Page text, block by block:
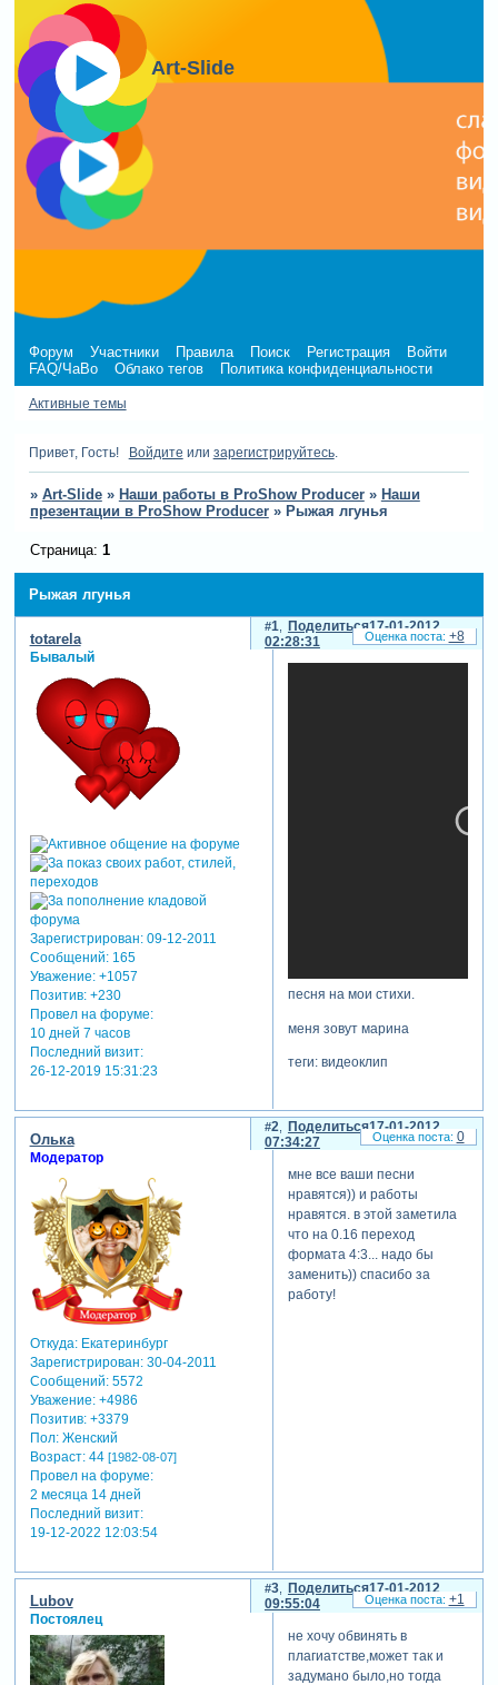
Art-Slide
Форум Участники Правила Поиск Регистрация
Войти
FAQ/ЧаВо
Облако тегов Политика конфиденциальности
Активные темы
Привет, Гость! Войдите или зарегистрируйтесь.
» Art-Slide » Наши работы в ProShow Producer » Наши
презентации в ProShow Producer » Рыжая лгунья
Рыжая лгунья
Страница: 1
Поделиться
1
17-01-2012
02:28:31
totarela
Бывалый
Зарегистрирован: 09-12-2011
Сообщений:165
Уважение: +1057
Позитив: +230
Провел на форуме:
10 дней 7 часов
Последний визит:
26-12-2019 15:31:23
песня на мои стихи.
меня зовут марина
теги: видеоклип
+8
Поделиться
2
17-01-2012
07:34:27
Олька
Модератор
Откуда:Екатеринбург
Зарегистрирован: 30-04-2011
Сообщений:5572
Уважение: +4986
Позитив: +3379
Пол:Женский
Возраст:44 [1982-08-07]
Провел на форуме:
2 месяца 14 дней
Последний визит:
19-12-2022 12:03:54
мне все ваши песни
нравятся)) и работы
нравятся. в этой заметила
что на 0.16 переход
формата 4:3... надо бы
заменить)) спасибо за
работу!
0
Поделиться
3
17-01-2012
09:55:04
Lubov
Постоялец
не хочу обвинять в
плагиатстве,может так и
задумано было,но тогда
+1